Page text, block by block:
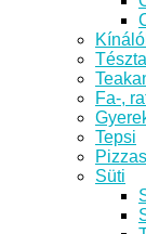
Fa-,
Tepsi
Süti